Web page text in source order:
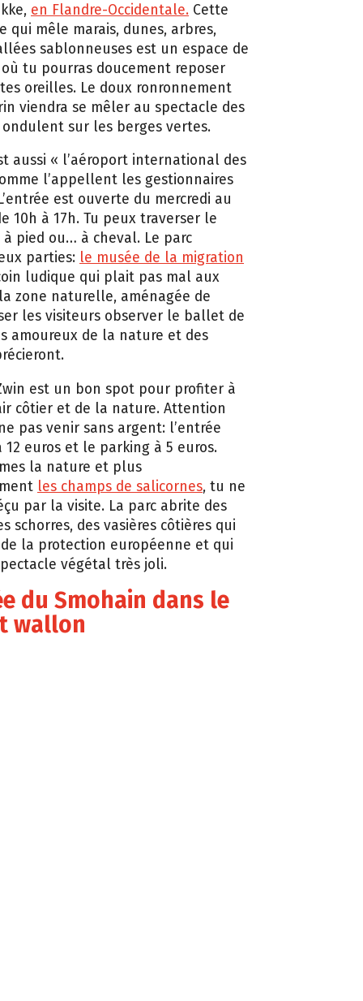
en Flandre-Occidentale. Cette
qui mêle marais, dunes, arbres,
sablonneuses est un espace de
tu pourras doucement reposer
oreilles. Le doux ronronnement
viendra se mêler au spectacle des
sur les berges vertes.
aussi « l’aéroport international des
l’appellent les gestionnaires
est ouverte du mercredi au
10h à 17h. Tu peux traverser le
à pied ou… à cheval. Le parc
parties: le musée de la migration
ludique qui plait pas mal aux
zone naturelle, aménagée de
les visiteurs observer le ballet de
amoureux de la nature et des
est un bon spot pour profiter à
côtier et de la nature. Attention
pas venir sans argent: l’entrée
euros et le parking à 5 euros.
la nature et plus
les champs de salicornes, tu ne
par la visite. La parc abrite des
schorres, des vasières côtières qui
la protection européenne et qui
végétal très joli.
du Smohain dans le
wallon